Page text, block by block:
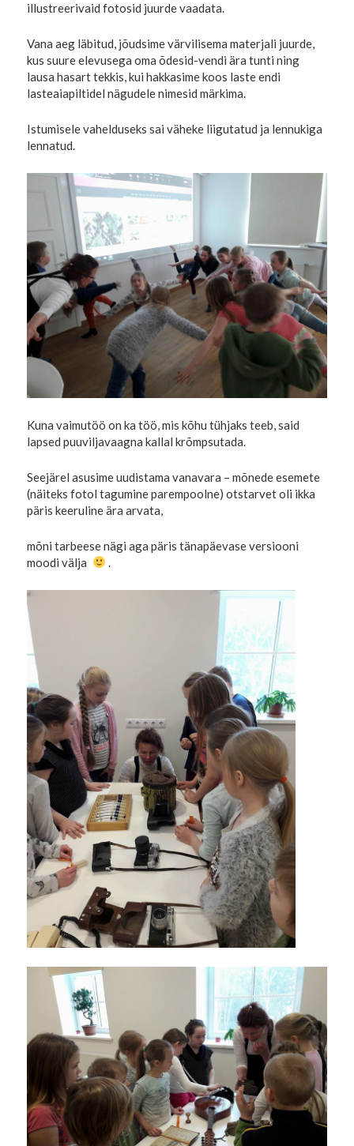
illustreerivaid fotosid juurde vaadata.
Vana aeg läbitud, jõudsime värvilisema materjali juurde,
kus suure elevusega oma õdesid-vendi ära tunti ning
lausa hasart tekkis, kui hakkasime koos laste endi
lasteaiapiltidel nägudele nimesid märkima.
Istumisele vahelduseks sai väheke liigutatud ja lennukiga
lennatud.
Kuna vaimutöö on ka töö, mis kõhu tühjaks teeb, said
lapsed puuviljavaagna kallal krõmpsutada.
Seejärel asusime uudistama vanavara – mõnede esemete
(näiteks fotol tagumine parempoolne) otstarvet oli ikka
päris keeruline ära arvata,
mõni tarbeese nägi aga päris tänapäevase versiooni
moodi välja